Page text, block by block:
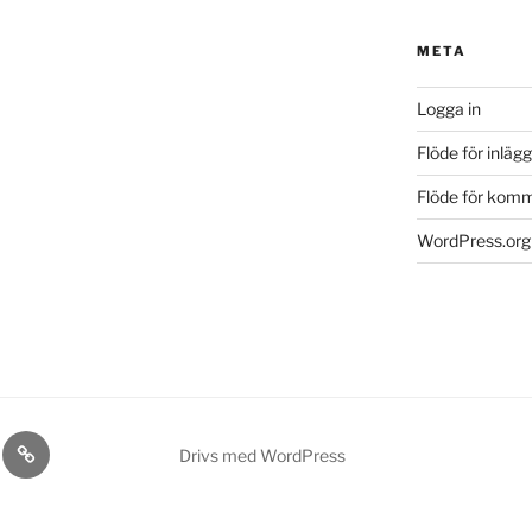
META
Logga in
Flöde för inlägg
Flöde för
WordPress.org
Nynäs Drivs med WordPress